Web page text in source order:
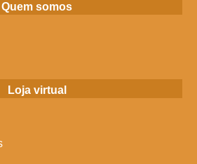
Quem somos
Loja virtual